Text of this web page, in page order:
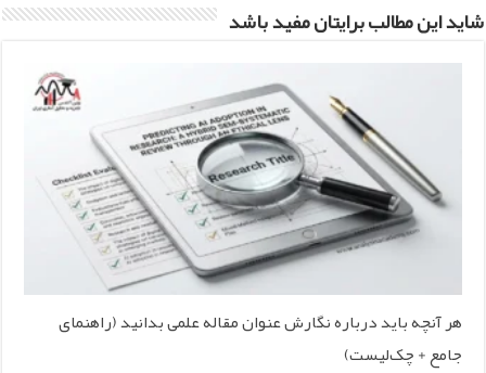
شاید این مطالب برایتان مفید باشد
هر آنچه باید درباره نگارش عنوان مقاله علمی بدانید (راهنمای
جامع + چک‌لیست)